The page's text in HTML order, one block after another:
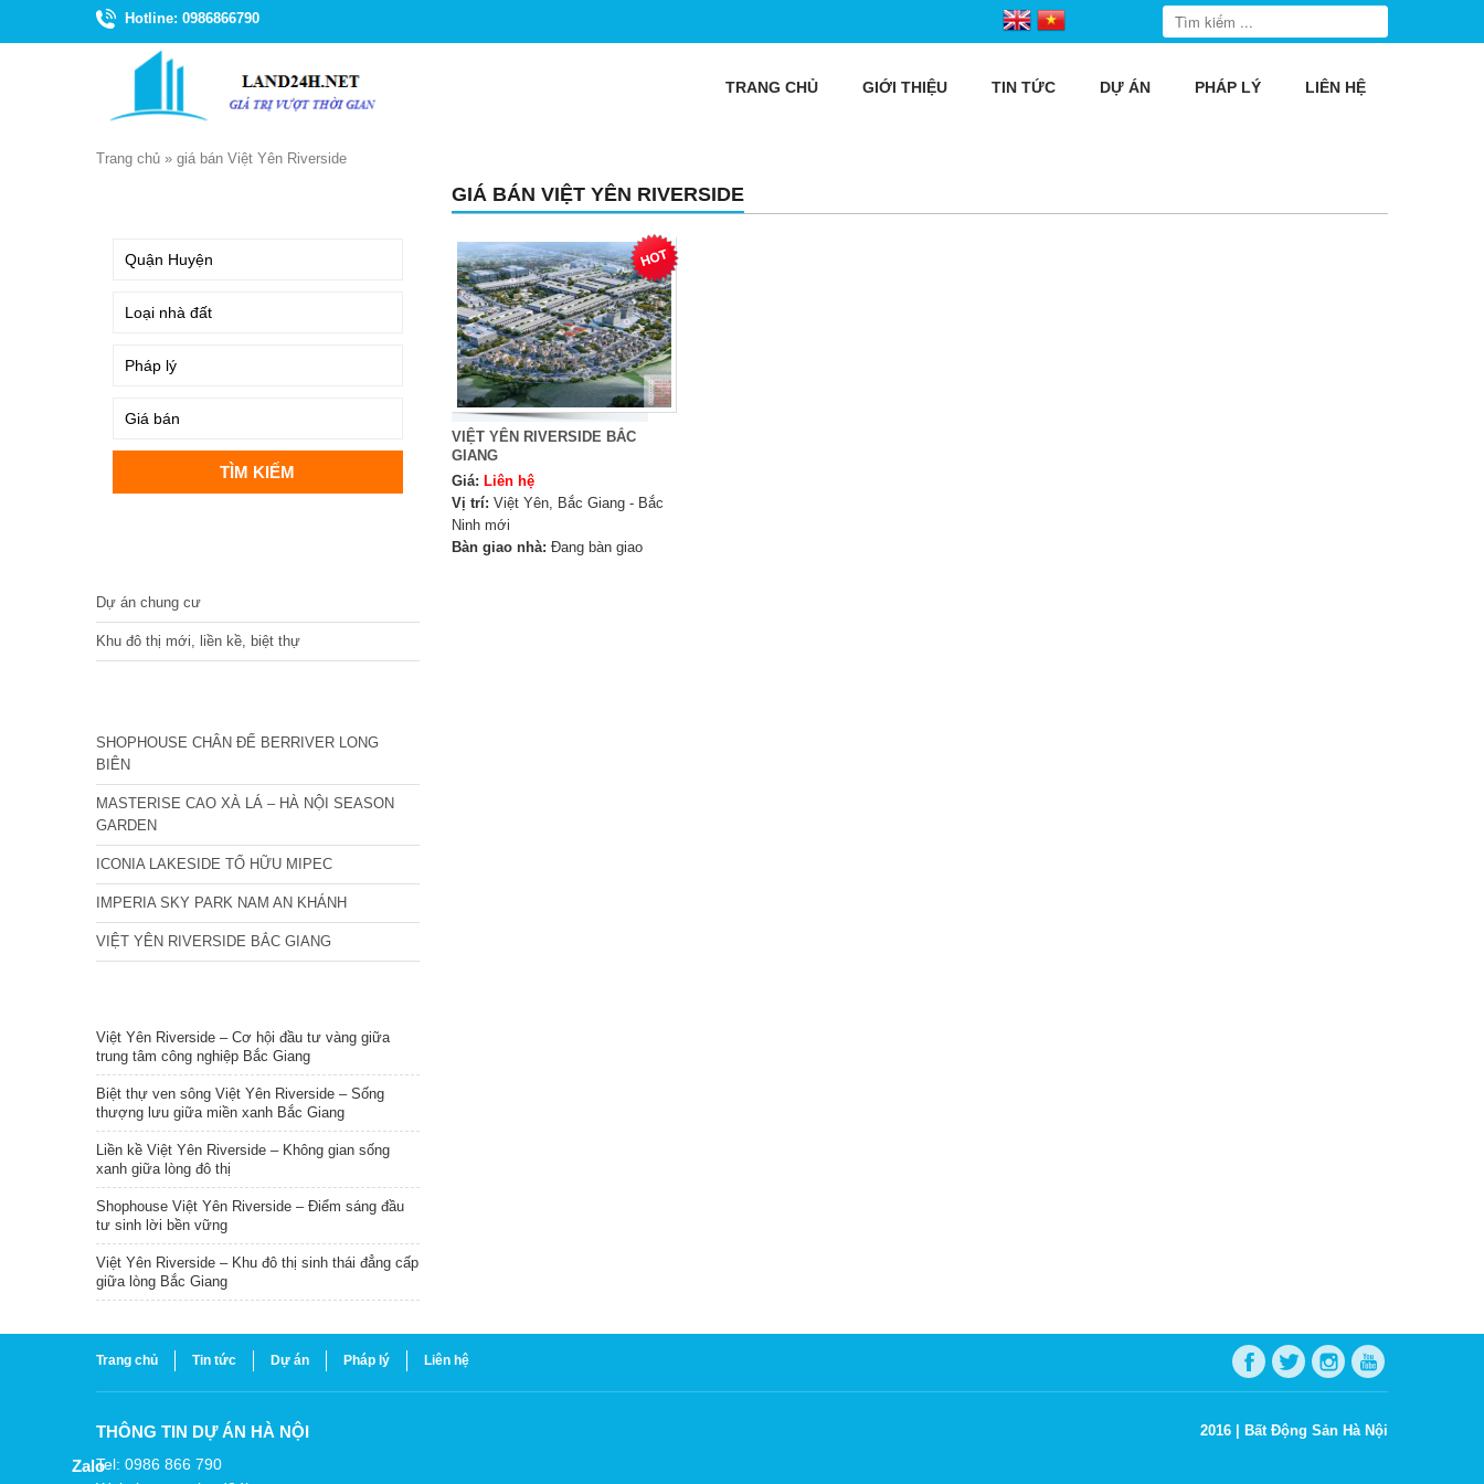
Hotline: 0986866790
TRANG CHỦ GIỚI THIỆU TIN TỨC DỰ ÁN PHÁP LÝ LIÊN HỆ
Trang chủ » giá bán Việt Yên Riverside
GIÁ BÁN VIỆT YÊN RIVERSIDE
VIỆT YÊN RIVERSIDE BẮC
GIANG
Giá: Liên hệ
Vị trí: Việt Yên, Bắc Giang - Bắc
Ninh mới
Bàn giao nhà: Đang bàn giao
Dự án chung cư
Khu đô thị mới, liền kề, biệt thự
SHOPHOUSE CHÂN ĐẾ BERRIVER LONG
BIÊN
MASTERISE CAO XÀ LÁ – HÀ NỘI SEASON
GARDEN
ICONIA LAKESIDE TỐ HỮU MIPEC
IMPERIA SKY PARK NAM AN KHÁNH
VIỆT YÊN RIVERSIDE BẮC GIANG
Việt Yên Riverside – Cơ hội đầu tư vàng giữa
trung tâm công nghiệp Bắc Giang
Biệt thự ven sông Việt Yên Riverside – Sống
thượng lưu giữa miền xanh Bắc Giang
Liền kề Việt Yên Riverside – Không gian sống
xanh giữa lòng đô thị
Shophouse Việt Yên Riverside – Điểm sáng đầu
tư sinh lời bền vững
Việt Yên Riverside – Khu đô thị sinh thái đẳng cấp
giữa lòng Bắc Giang
Trang chủ Tin tức Dự án Pháp lý Liên hệ
THÔNG TIN DỰ ÁN HÀ NỘI
Tel: 0986 866 790
2016 | Bất Động Sản Hà Nội
Zalo